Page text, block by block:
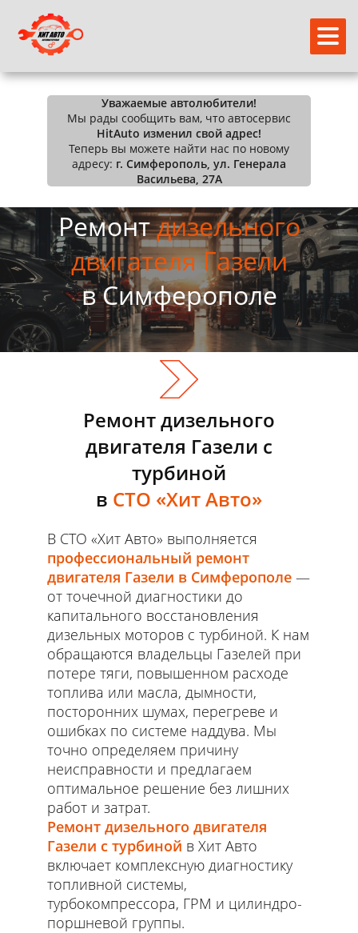
Уважаемые автолюбители!
Мы рады сообщить вам, что автосервис
HitAuto изменил свой адрес!
Теперь вы можете найти нас по новому
адресу: г. Симферополь, ул. Генерала
Васильева, 27А
Ремонтдизельного
двигателя Газели
в Симферополе
Ремонт дизельного
двигателя Газели с
турбиной
в ​ СТО «Хит Авто»
В СТО «Хит Авто» выполняется
профессиональный ремонт
двигателя Газели в Симферополе —
от точечной диагностики до
капитального восстановления
дизельных моторов с турбиной. К нам
обращаются владельцы Газелей при
потере тяги, повышенном расходе
топлива или масла, дымности,
посторонних шумах, перегреве и
ошибках по системе наддува. Мы
точно определяем причину
неисправности и предлагаем
оптимальное решение без лишних
работ и затрат.
Ремонт дизельного двигателя
Газели с турбиной в Хит Авто
включает комплексную диагностику
топливной системы,
турбокомпрессора, ГРМ и цилиндро-
поршневой группы.